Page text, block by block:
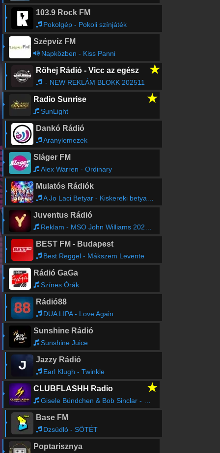
103.9 Rock FM
Pokolgép - Pokoli színjáték
Szépvíz FM
Napközben - Kiss Panni
Röhej Rádió - Vicc az egész ★
- NEW REKLÁM BLOKK 202511
Radio Sunrise ★
SunLight
Dankó Rádió
Aranylemezek
Sláger FM
Alex Warren - Ordinary
Mulatós Rádiók
A Jo Laci Betyar - Kiskereki betyarcsarda
Juventus Rádió
Reklam - MSO John Williams 20260913
BEST FM - Budapest
Best Reggel - Mákszem Levente
Rádió GaGa
Színes Órák
Rádió88
DUA LIPA - Love Again
Sunshine Rádió
Sunshine Juice
Jazzy Rádió
Earl Klugh - Twinkle
CLUBFLASHH Radio ★
Gisele Bündchen & Bob Sinclar - Heart Of Glass (Radio Edit)
Base FM
Dzsúdló - SÖTÉT
Poptarisznya